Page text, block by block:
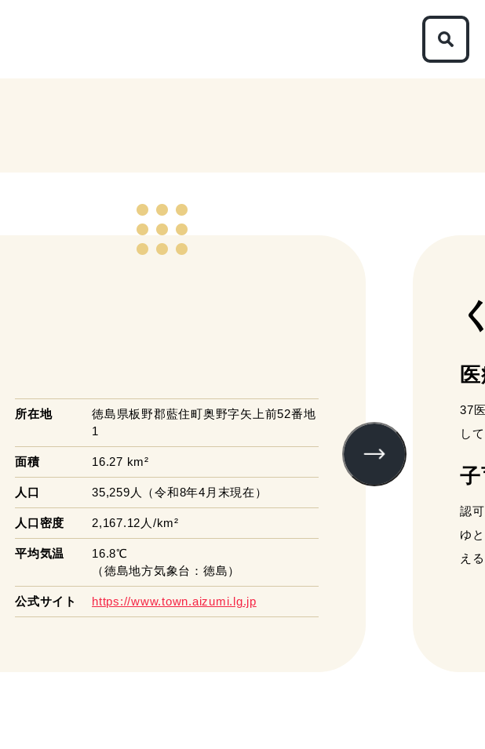
所在地
徳島県板野郡藍住町奥野字矢上前52番地
1
面積 16.27 km²
人口 35,259人 （令和8年4月末現在）
人口密度 2,167.12人/km²
平均気温
16.8℃
（徳島地方気象台：徳島）
公式サイト https://www.town.aizumi.lg.jp
37
し
認
ゆ
え